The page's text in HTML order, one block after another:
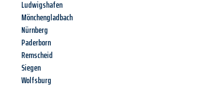
Ludwigshafen
Mönchengladbach
Nürnberg
Paderborn
Remscheid
Siegen
Wolfsburg